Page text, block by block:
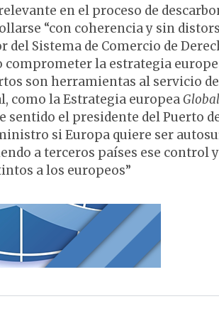
en el proceso de
“con coherencia y sin
Sistema de Comercio de
comprometer la estrategia
son herramientas al servicio
como la Estrategia europea
el presidente del Puerto
si Europa quiere ser
a terceros países ese control
a los europeos”